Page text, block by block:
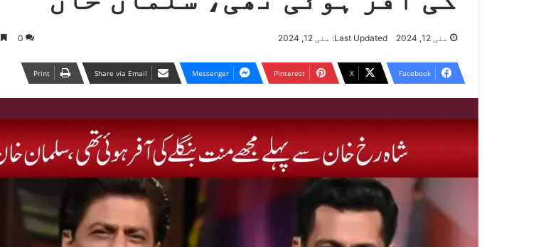
مئی 12, 2024 Last Updated: مئی 12, 2024 0
Facebook
X
Pinterest
Messenger
Share via Email
Print